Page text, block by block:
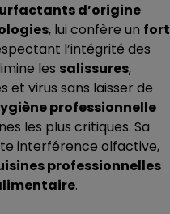
d’origine
, lui confère un fort
l’intégrité des
les salissures,
et virus sans laisser de
professionnelle
les plus critiques. Sa
interférence olfactive,
professionnelles
.